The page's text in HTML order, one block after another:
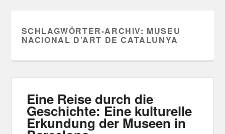
SCHLAGWÖRTER-ARCHIV: MUSEU
NACIONAL D’ART DE CATALUNYA
Eine Reise durch die
Geschichte: Eine kulturelle
Erkundung der Museen in